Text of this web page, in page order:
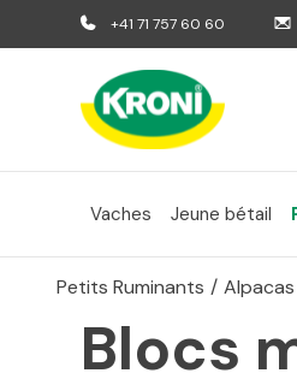
au contenu principal
Aller à la recherche
Aller à la navigation
+41 71 757 60 60
Vaches Jeune bétail
Petits Ruminants /
Blocs